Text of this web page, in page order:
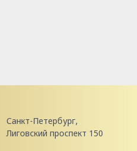
Санкт-Петербург,
Лиговский проспект 150